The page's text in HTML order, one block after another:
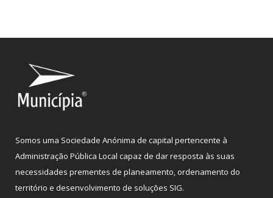
Somos uma Sociedade Anónima de capital pertencente à
Administração Pública Local capaz de dar resposta às suas
necessidades prementes de planeamento, ordenamento do
território e desenvolvimento de soluções SIG.